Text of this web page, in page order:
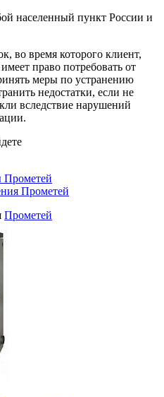
населенный пункт России и
во время которого клиент,
право потребовать от
меры по устранению
недостатки, если не
вследствие нарушений
Прометей
Прометей
Прометей